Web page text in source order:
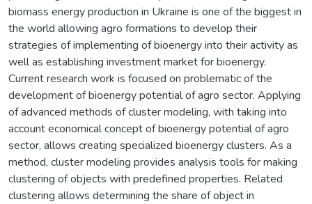
biomass energy production in Ukraine is one of the biggest in
the world allowing agro formations to develop their
strategies of implementing of bioenergy into their activity as
well as establishing investment market for bioenergy.
Current research work is focused on problematic of the
development of bioenergy potential of agro sector. Applying
of advanced methods of cluster modeling, with taking into
account economical concept of bioenergy potential of agro
sector, allows creating specialized bioenergy clusters. As a
method, cluster modeling provides analysis tools for making
clustering of objects with predefined properties. Related
clustering allows determining the share of object in